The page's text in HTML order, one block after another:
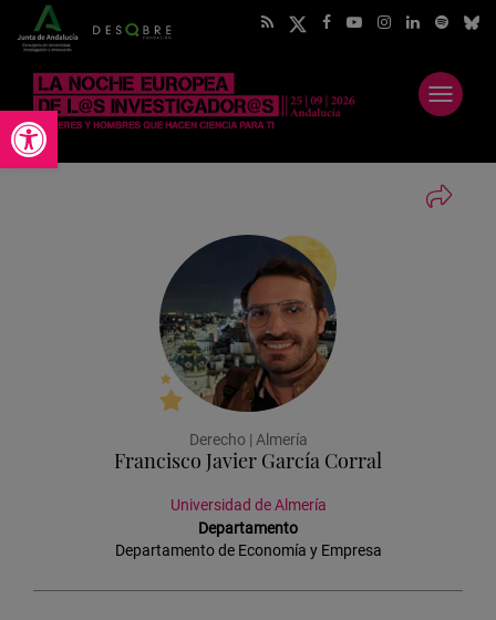
Abrir barra de herramientas
Abrir
menú
Derecho | Almería
Francisco Javier García Corral
Universidad de Almería
Departamento
Departamento de Economía y Empresa